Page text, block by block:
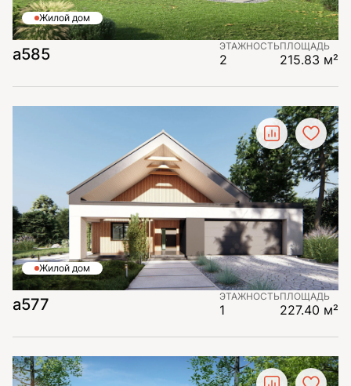
Жилой дом
а585 ЭТАЖНОСТЬ
2
ПЛОЩАДЬ
215.83 м²
Жилой дом
а577 ЭТАЖНОСТЬ
1
ПЛОЩАДЬ
227.40 м²